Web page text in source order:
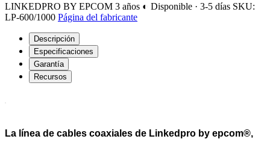
LINKEDPRO BY EPCOM 3 años ◐ Disponible · 3-5 días SKU:
LP-600/1000 Página del fabricante
Descripción
Especificaciones
Garantía
Recursos
La línea de cables coaxiales de Linkedpro by epcom®,